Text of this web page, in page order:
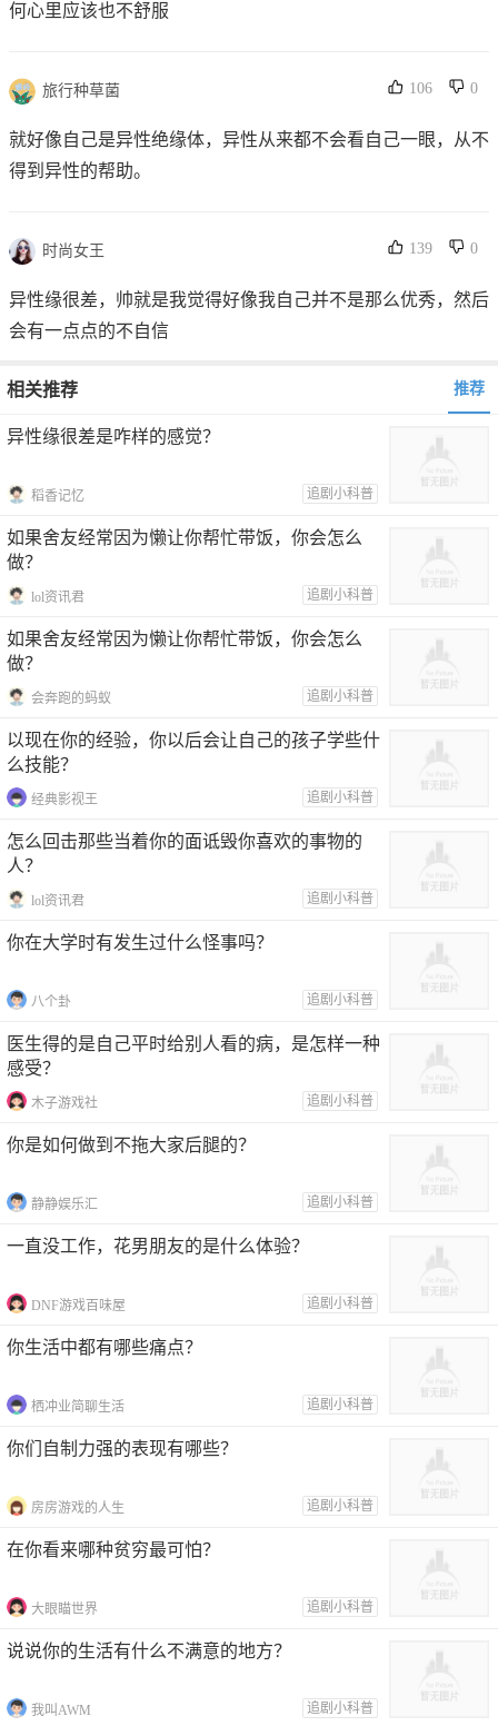
何心里应该也不舒服
旅行种草菌 106 0
就好像自己是异性绝缘体，异性从来都不会看自己一眼，从不
得到异性的帮助。
时尚女王 139 0
异性缘很差，帅就是我觉得好像我自己并不是那么优秀，然后
会有一点点的不自信
相关推荐 推荐
异性缘很差是咋样的感觉？
稻香记忆 追剧小科普
如果舍友经常因为懒让你帮忙带饭，你会怎么
做？
lol资讯君 追剧小科普
如果舍友经常因为懒让你帮忙带饭，你会怎么
做？
会奔跑的蚂蚁 追剧小科普
以现在你的经验，你以后会让自己的孩子学些什
么技能？
经典影视王 追剧小科普
怎么回击那些当着你的面诋毁你喜欢的事物的
人？
lol资讯君 追剧小科普
你在大学时有发生过什么怪事吗？
八个卦 追剧小科普
医生得的是自己平时给别人看的病，是怎样一种
感受？
木子游戏社 追剧小科普
你是如何做到不拖大家后腿的？
静静娱乐汇 追剧小科普
一直没工作，花男朋友的是什么体验？
DNF游戏百味屋 追剧小科普
你生活中都有哪些痛点？
栖冲业简聊生活 追剧小科普
你们自制力强的表现有哪些？
房房游戏的人生 追剧小科普
在你看来哪种贫穷最可怕？
大眼瞄世界 追剧小科普
说说你的生活有什么不满意的地方？
我叫AWM 追剧小科普